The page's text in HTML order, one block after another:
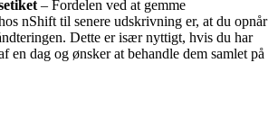
– Fordelen ved at gemme
nShift til senere udskrivning er, at du opnår
Dette er især nyttigt, hvis du har
en dag og ønsker at behandle dem samlet på